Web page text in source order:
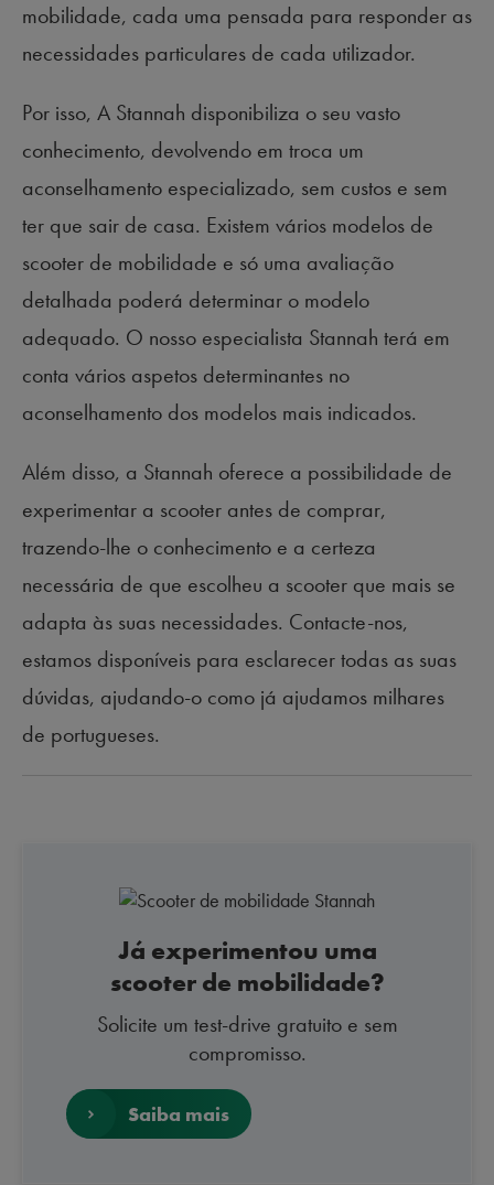
mobilidade, cada uma pensada para responder as
necessidades particulares de cada utilizador.
Por isso, A Stannah disponibiliza o seu vasto
conhecimento, devolvendo em troca um
aconselhamento especializado, sem custos e sem
ter que sair de casa. Existem vários modelos de
scooter de mobilidade e só uma avaliação
detalhada poderá determinar o modelo
adequado. O nosso especialista Stannah terá em
conta vários aspetos determinantes no
aconselhamento dos modelos mais indicados.
Além disso, a Stannah oferece a possibilidade de
experimentar a scooter antes de comprar,
trazendo-lhe o conhecimento e a certeza
necessária de que escolheu a scooter que mais se
adapta às suas necessidades. Contacte-nos,
estamos disponíveis para esclarecer todas as suas
dúvidas, ajudando-o como já ajudamos milhares
de portugueses.
Já experimentou uma
scooter de mobilidade?
Solicite um test-drive gratuito e sem
compromisso.
Saiba mais